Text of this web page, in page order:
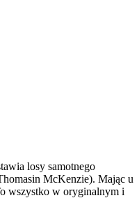
losy samotnego
McKenzie). Mając u
wszystko w oryginalnym i